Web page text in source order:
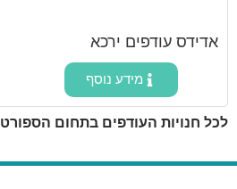
אדידס עודפים ירכא
מידע נוסף
לכל חנויות העודפים בתחום הספורט